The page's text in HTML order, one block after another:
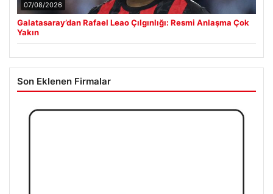
07/08/2026
Galatasaray’dan Rafael Leao Çılgınlığı: Resmi Anlaşma Çok
Yakın
Son Eklenen Firmalar